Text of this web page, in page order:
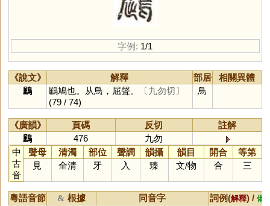
字例: 1/1
《說文》 解釋 部居
相關異體
鶌
鶌鳩也。从鳥，屈聲。
〔九勿切〕
(79 / 74)
鳥
《廣韻》 頁碼 反切
註解
鶌
476
九勿
中
古
音
聲母 清濁 部位 聲調 韻攝 韻目 開合
等第
見
全清 牙 入 臻 文/物 合 三
粵語音節 & 根據 同音字 詞例(解釋) / 備